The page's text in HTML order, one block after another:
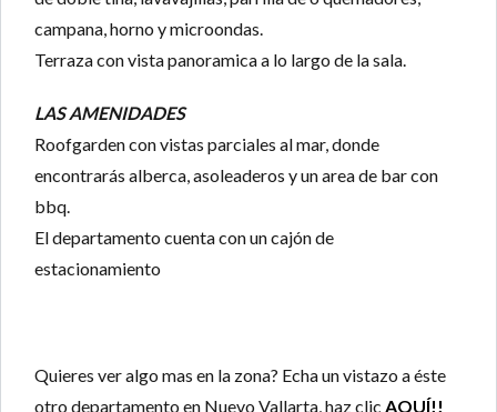
campana, horno y microondas.
Terraza con vista panoramica a lo largo de la sala.
LAS AMENIDADES
Roofgarden con vistas parciales al mar, donde
encontrarás alberca, asoleaderos y un area de bar con
bbq.
El departamento cuenta con un cajón de
estacionamiento
Quieres ver algo mas en la zona? Echa un vistazo a éste
otro departamento en Nuevo Vallarta, haz clic AQUÍ!!